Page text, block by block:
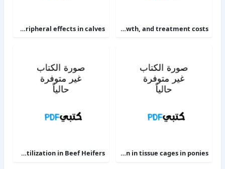
Targeting therapy to minimize antimicrobial use in preweaned calves effects on health, growth, and treatment costs
The alpha 2-adrenoceptor agonists xylazine and guanfacine exert different central nervous system, but comparable peripheral effects in calves
Clinical efficacy of intravenous administration of marbofloxacin in a Staphylococcus aureus infection in tissue cages in ponies
Phosphorus Deficiency Metabolism and Food Utilization in Beef Heifers